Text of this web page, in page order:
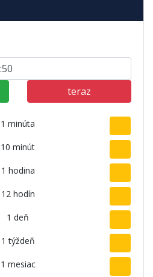
teraz
1 minúta
10 minút
1 hodina
12 hodín
1 deň
1 týždeň
1 mesiac